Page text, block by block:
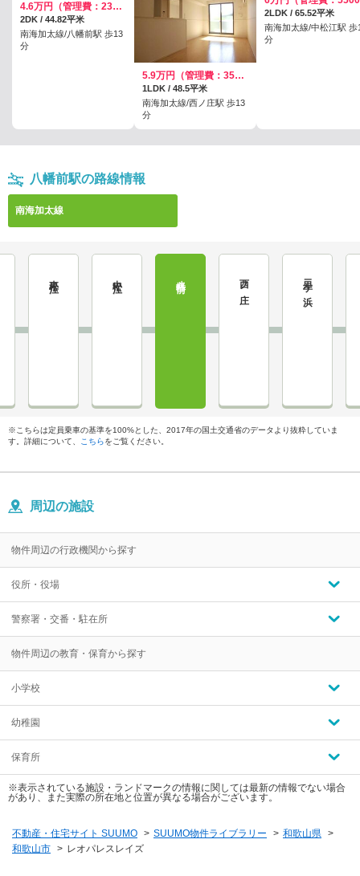
4.6万円（管理費：2300円）
2DK / 44.82平米
南海加太線/八幡前駅 歩13
分
5.9万円（管理費：3500円）
1LDK / 48.5平米
南海加太線/西ノ庄駅 歩13
分
2LDK / 65.52平米
南海加太線/中松江駅 歩
分
八幡前駅の路線情報
南海加太線
西ノ庄 二里ケ浜
※こちらは定員乗車の基準を100%とした、2017年の国土交通省のデータより抜粋していま
す。詳細について、
こちらをご覧ください。
周辺の施設
物件周辺の行政機関から探す
役所・役場
警察署・交番・駐在所
物件周辺の教育・保育から探す
小学校
幼稚園
保育所
※表示されている施設・ランドマークの情報に関しては最新の情報でない場合
があり、また実際の所在地と位置が異なる場合がございます。
不動産・住宅サイト SUUMO > SUUMO物件ライブラリー > 和歌山県 >
和歌山市 > レオパレスレイズ